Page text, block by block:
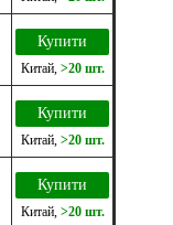
Купити
Китай, >20 шт.
Купити
Китай, >20 шт.
Купити
Китай, >20 шт.